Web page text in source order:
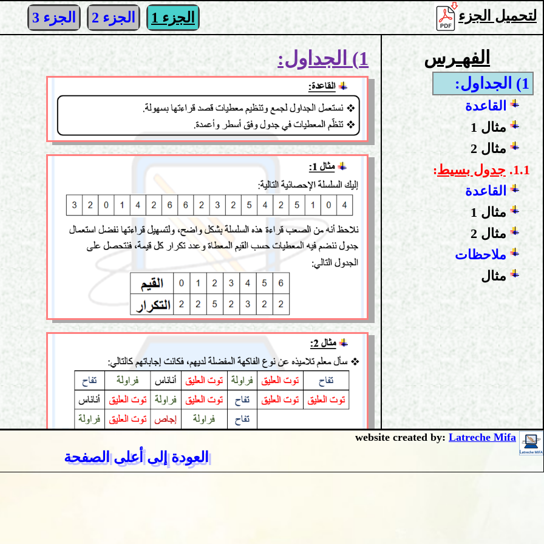
الجزء 1 لتحميل الجزء الجزء 2 الجزء 3
1) الجداول:
الفهـرس
1) الجداول:
القاعدة
مثال 1
مثال 2
1.1. جدول بسيط:
القاعدة
مثال 1
مثال 2
ملاحظات
مثال
website created by: Latreche Mifa
العودة إلى أعلى الصفحة